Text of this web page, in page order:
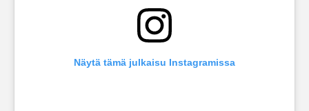
Näytä tämä julkaisu Instagramissa